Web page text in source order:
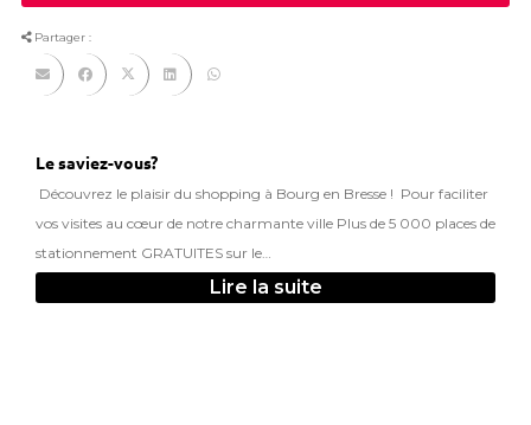
Partager :
Le saviez-vous?
Découvrez le plaisir du shopping à Bourg en Bresse ! Pour faciliter
vos visites au cœur de notre charmante ville Plus de 5 000 places de
stationnement GRATUITES sur le…
Lire la suite